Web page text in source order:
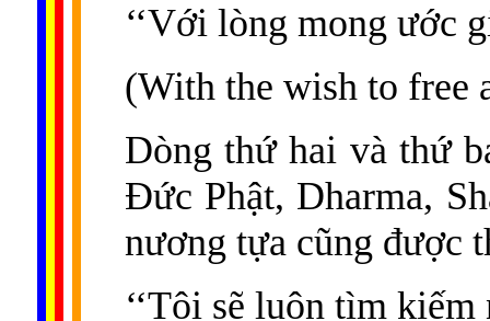
‘‘Với lòng mong ước
(With the wish to free
Dòng thứ hai và thứ
Đức Phật, Dharma,
nương tựa cũng được
‘‘Tôi sẽ luôn tìm kiếm